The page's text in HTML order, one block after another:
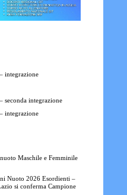
integrazione
seconda integrazione
integrazione
Maschile e Femminile
Nuoto 2026 Esordienti –
si conferma Campione